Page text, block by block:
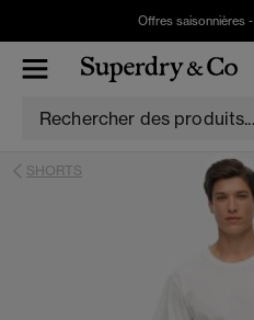
Offres saisonnières -
SHORTS